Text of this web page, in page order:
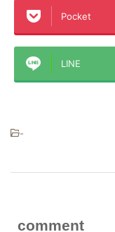
Pocket
LINE
-
comment